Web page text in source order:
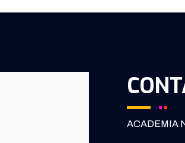
ACADEMIA